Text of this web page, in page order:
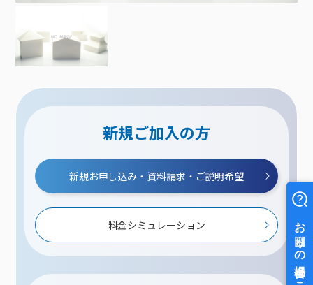
新規ご加入の方
新規お申し込み・資料請求・ご説明希望
料金シミュレーション